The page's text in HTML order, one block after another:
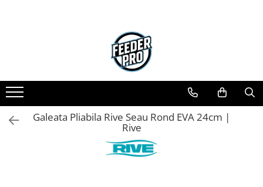
Mulinete
Accesorii Diverse
Mincioguri si Juvelnice
Scaune si Accesorii
Galeata Pliabila Rive Seau Rond EVA 24cm |
Rive